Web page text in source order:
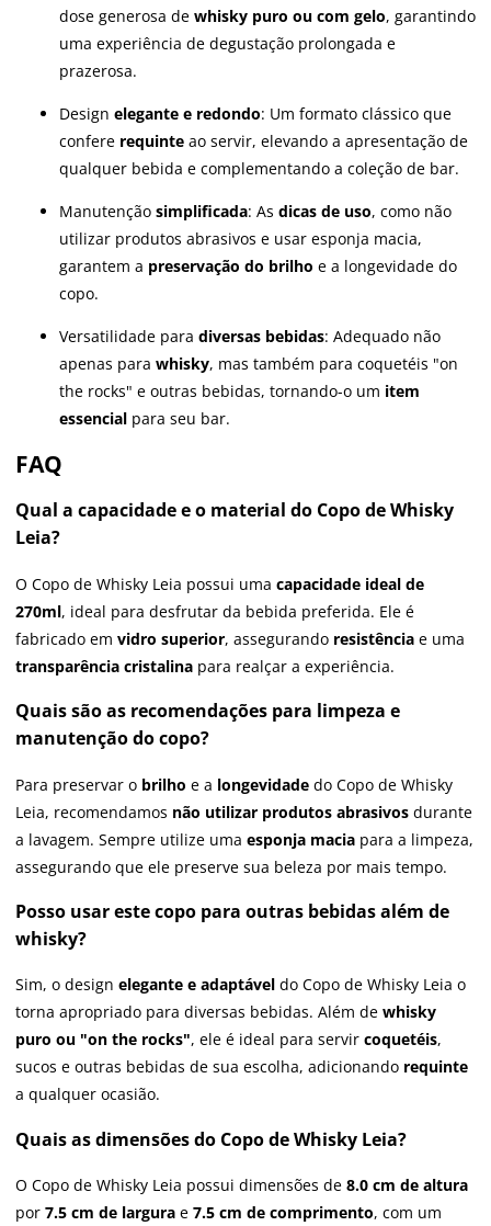
dose generosa de whisky puro ou com gelo, garantindo
uma experiência de degustação prolongada e
prazerosa.
Design elegante e redondo: Um formato clássico que
confere requinte ao servir, elevando a apresentação de
qualquer bebida e complementando a coleção de bar.
Manutenção simplificada: As dicas de uso, como não
utilizar produtos abrasivos e usar esponja macia,
garantem a preservação do brilho e a longevidade do
copo.
Versatilidade para diversas bebidas: Adequado não
apenas para whisky, mas também para coquetéis "on
the rocks" e outras bebidas, tornando-o um item
essencial para seu bar.
FAQ
Qual a capacidade e o material do Copo de Whisky
Leia?
O Copo de Whisky Leia possui uma capacidade ideal de
270ml, ideal para desfrutar da bebida preferida. Ele é
fabricado em vidro superior, assegurando resistência e uma
transparência cristalina para realçar a experiência.
Quais são as recomendações para limpeza e
manutenção do copo?
Para preservar o brilho e a longevidade do Copo de Whisky
Leia, recomendamos não utilizar produtos abrasivos durante
a lavagem. Sempre utilize uma esponja macia para a limpeza,
assegurando que ele preserve sua beleza por mais tempo.
Posso usar este copo para outras bebidas além de
whisky?
Sim, o design elegante e adaptável do Copo de Whisky Leia o
torna apropriado para diversas bebidas. Além de whisky
puro ou "on the rocks", ele é ideal para servir coquetéis,
sucos e outras bebidas de sua escolha, adicionando requinte
a qualquer ocasião.
Quais as dimensões do Copo de Whisky Leia?
O Copo de Whisky Leia possui dimensões de 8.0 cm de altura
por 7.5 cm de largura e 7.5 cm de comprimento, com um